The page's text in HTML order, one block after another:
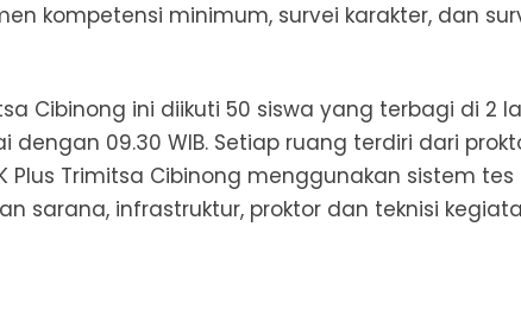
kompetensi minimum, survei karakter, dan
Cibinong ini diikuti 50 siswa yang terbagi di
dengan 09.30 WIB. Setiap ruang terdiri dari
Plus Trimitsa Cibinong menggunakan sistem
sarana, infrastruktur, proktor dan teknisi